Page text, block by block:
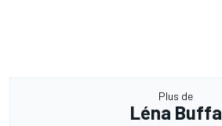
Plus de
Léna Buffa